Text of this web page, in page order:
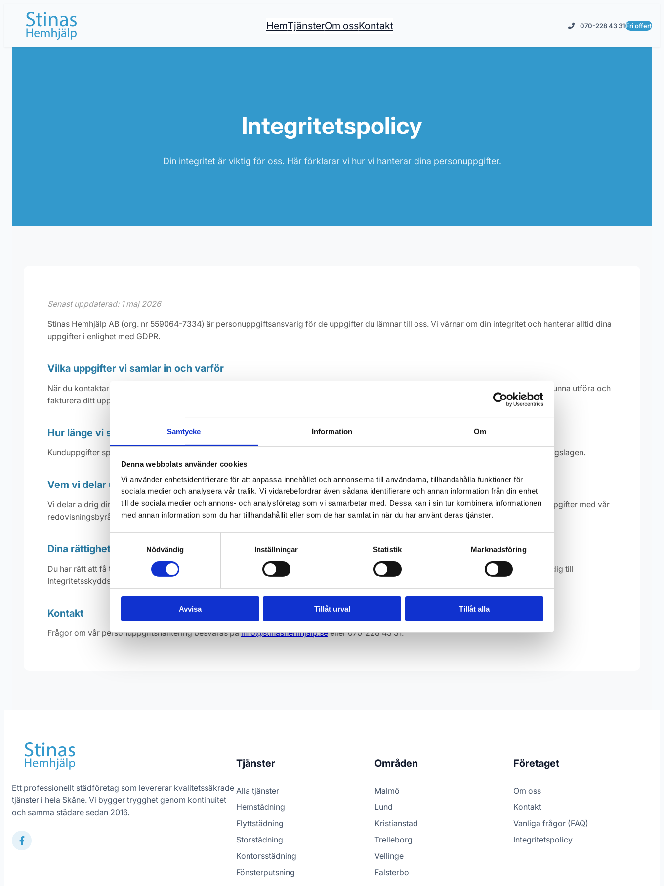
Samtycke Information Om
Denna webbplats använder cookies
Vi använder enhetsidentifierare för att anpassa innehållet och annonserna till användarna, tillhandahålla funktioner för
sociala medier och analysera vår trafik. Vi vidarebefordrar även sådana identifierare och annan information från din enhet
till de sociala medier och annons- och analysföretag som vi samarbetar med. Dessa kan i sin tur kombinera informationen
med annan information som du har tillhandahållit eller som de har samlat in när du har använt deras tjänster.
Nödvändig
Inställningar Statistik Marknadsföring
Avvisa Tillåt urval Tillåt alla
innehåll
HemTjänsterOm ossKontakt 070-228 43 31Fri offert
Integritetspolicy
Din integritet är viktig för oss. Här förklarar vi hur vi hanterar dina personuppgifter.
Senast uppdaterad: 1 maj 2026
Stinas Hemhjälp AB (org. nr 559064-7334) är personuppgiftsansvarig för de uppgifter du lämnar till oss. Vi värnar om din integritet och hanterar alltid dina
uppgifter i enlighet med GDPR.
Vilka uppgifter vi samlar in och varför
När du kontaktar oss eller bokar en tjänst samlar vi in namn, adress, telefonnummer och e-postadress. Dessa uppgifter behöver vi för att kunna utföra och
fakturera ditt uppdrag. Om du utnyttjar RUT-avdraget behöver vi även ditt personnummer för att rapportera till Skatteverket.
Hur länge vi sparar uppgifterna
Kunduppgifter sparas så länge du är aktiv kund och en kort period därefter. Faktura- och bokföringsunderlag sparas i sju år enligt bokföringslagen.
Vem vi delar uppgifter med
Vi delar aldrig dina uppgifter i marknadsföringssyfte. Vid RUT-avdrag lämnar vi nödvändiga uppgifter till Skatteverket. Vi kan även dela uppgifter med vår
redovisningsbyrå för bokföringsändamål.
Dina rättigheter
Du har rätt att få tillgång till, rätta eller radera dina uppgifter. Kontakta oss på info@stinashemhjalp.se
så hjälper vi dig. Du kan även vända dig till
Integritetsskyddsmyndigheten (IMY) på
Kontakt
Frågor om vår personuppgiftshantering besvaras påinfo@stinashemhjalp.seeller 070-228 43 31.
Ett professionellt städföretag som levererar kvalitetssäkrade
tjänster i hela Skåne. Vi bygger trygghet genom kontinuitet
och samma städare sedan 2016.
Tjänster
Alla tjänster
Hemstädning
Flyttstädning
Storstädning
Kontorsstädning
Fönsterputsning
Områden
Malmö
Lund
Kristianstad
Trelleborg
Vellinge
Falsterbo
Företaget
Om oss
Kontakt
Vanliga frågor (FAQ)
Integritetspolicy